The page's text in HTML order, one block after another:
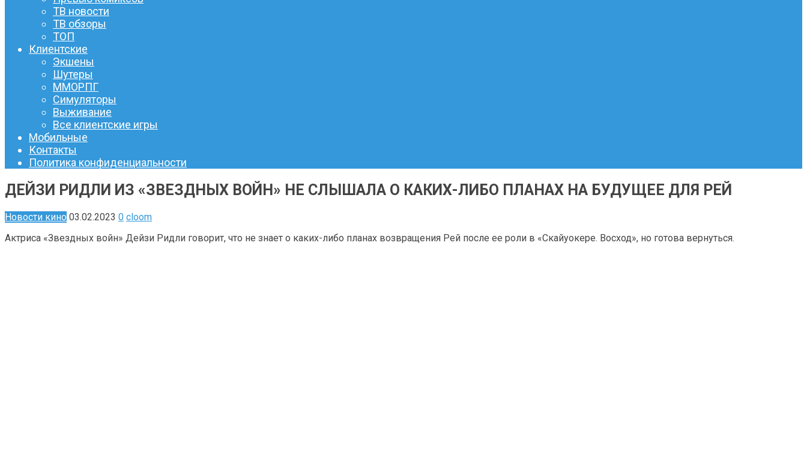
ТВ новости
ТВ обзоры
ТОП
Клиентские
Экшены
Шутеры
ММОРПГ
Симуляторы
Выживание
Все клиентские игры
Мобильные
Контакты
Политика конфиденциальности
ДЕЙЗИ РИДЛИ ИЗ «ЗВЕЗДНЫХ ВОЙН» НЕ СЛЫШАЛА О КАКИХ-ЛИБО ПЛАНАХ НА БУДУЩЕЕ ДЛЯ РЕЙ
Новости кино 03.02.2023 0 cloom
Актриса «Звездных войн» Дейзи Ридли говорит, что не знает о каких-либо планах возвращения Рей после ее роли в «Скайуокере. Восход», но готова вернуться.